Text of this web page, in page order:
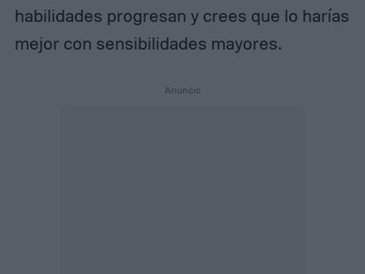
habilidades progresan y crees que lo harías
mejor con sensibilidades mayores.